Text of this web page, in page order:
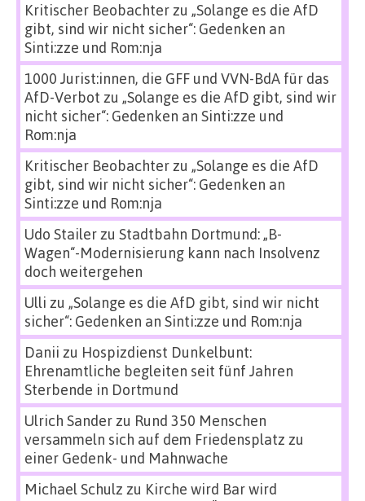
Kritischer Beobachterzu „Solange es die AfD
gibt, sind wir nicht sicher“: Gedenken an
Sinti:zze und Rom:nja
1000 Jurist:innen, die GFF und VVN-BdA für das
AfD-Verbot zu „Solange es die AfD gibt, sind wir
nicht sicher“: Gedenken an Sinti:zze und
Rom:nja
Kritischer Beobachterzu „Solange es die AfD
gibt, sind wir nicht sicher“: Gedenken an
Sinti:zze und Rom:nja
Udo Stailerzu Stadtbahn Dortmund: „B-
Wagen“-Modernisierung kann nach Insolvenz
doch weitergehen
Ulli zu „Solange es die AfD gibt, sind wir nicht
sicher“: Gedenken an Sinti:zze und Rom:nja
Danii zu Hospizdienst Dunkelbunt:
Ehrenamtliche begleiten seit fünf Jahren
Sterbende in Dortmund
Ulrich Sanderzu Rund 350 Menschen
versammeln sich auf dem Friedensplatz zu
einer Gedenk- und Mahnwache
Michael Schulz zu Kirche wird Bar wird